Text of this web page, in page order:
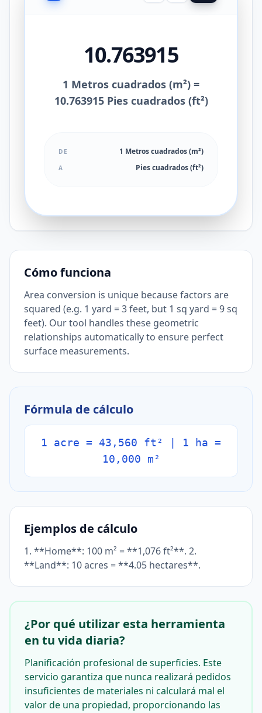
10.763915
1 Metros cuadrados (m²) =
10.763915 Pies cuadrados (ft²)
DE 1 Metros cuadrados (m²)
A Pies cuadrados (ft²)
Cómo funciona
Area conversion is unique because factors are
squared (e.g. 1 yard = 3 feet, but 1 sq yard = 9 sq
feet). Our tool handles these geometric
relationships automatically to ensure perfect
surface measurements.
Fórmula de cálculo
1 acre = 43,560 ft² | 1 ha =
10,000 m²
Ejemplos de cálculo
1. **Home**: 100 m² = **1,076 ft²**. 2.
**Land**: 10 acres = **4.05 hectares**.
¿Por qué utilizar esta herramienta
en tu vida diaria?
Planificación profesional de superficies. Este
servicio garantiza que nunca realizará pedidos
insuficientes de materiales ni calculará mal el
valor de una propiedad, proporcionando las